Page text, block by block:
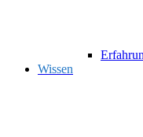
Wissen